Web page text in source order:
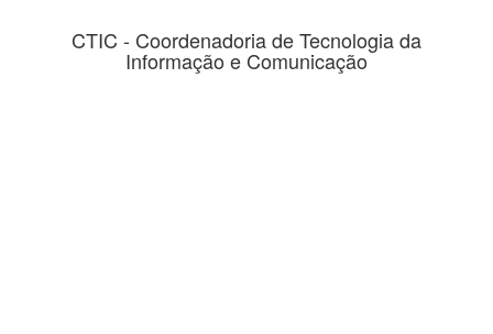
CTIC - Coordenadoria de Tecnologia da
Informação e Comunicação